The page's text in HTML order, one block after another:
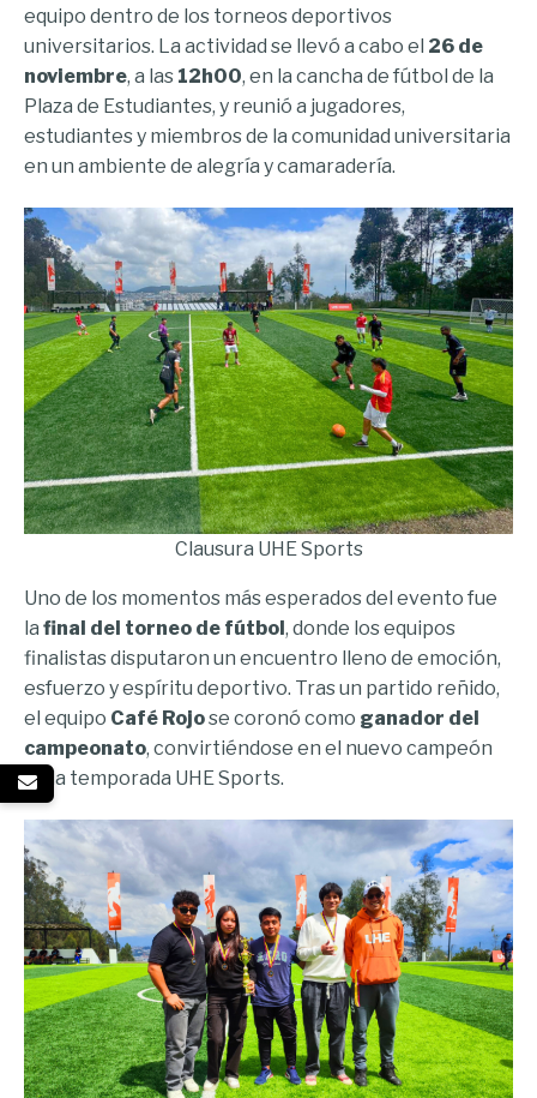
equipo dentro de los torneos deportivos
universitarios. La actividad se llevó a cabo el 26 de
noviembre, a las 12h00, en la cancha de fútbol de la
Plaza de Estudiantes, y reunió a jugadores,
estudiantes y miembros de la comunidad universitaria
en un ambiente de alegría y camaradería.
Clausura UHE Sports
Uno de los momentos más esperados del evento fue
la final del torneo de fútbol, donde los equipos
finalistas disputaron un encuentro lleno de emoción,
esfuerzo y espíritu deportivo. Tras un partido reñido,
el equipo Café Rojose coronó como ganador del
campeonato, convirtiéndose en el nuevo campeón
de la temporada UHE Sports.